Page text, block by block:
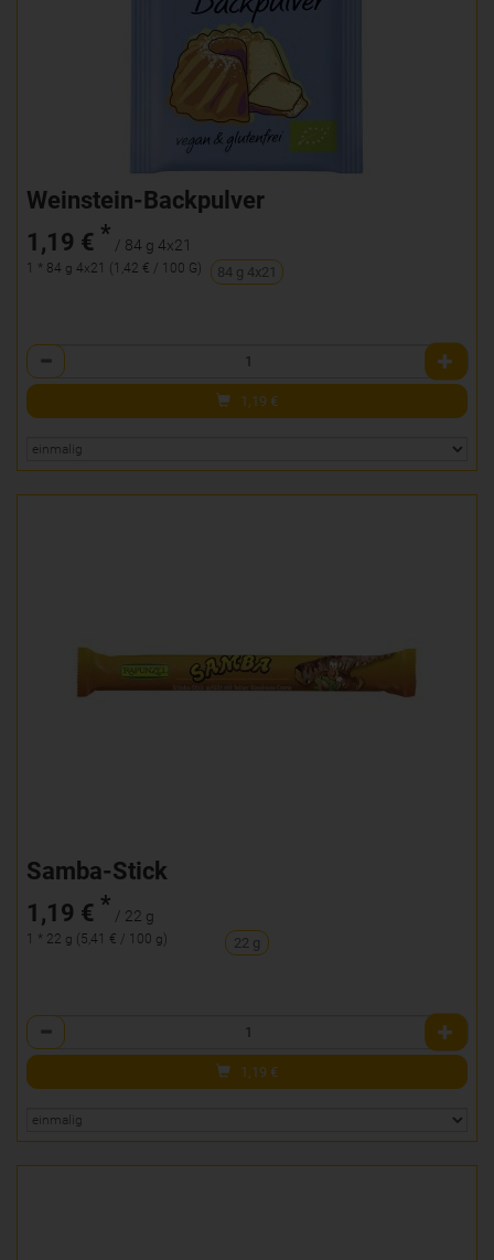
Weinstein-Backpulver
1,19 € * / 84 g 4x21
1 * 84 g 4x21 (1,42 € / 100 G) 84 g 4x21
Anzahl
1,19 €
Samba-Stick
1,19 € * / 22 g
1 * 22 g (5,41 € / 100 g) 22 g
Anzahl
1,19 €